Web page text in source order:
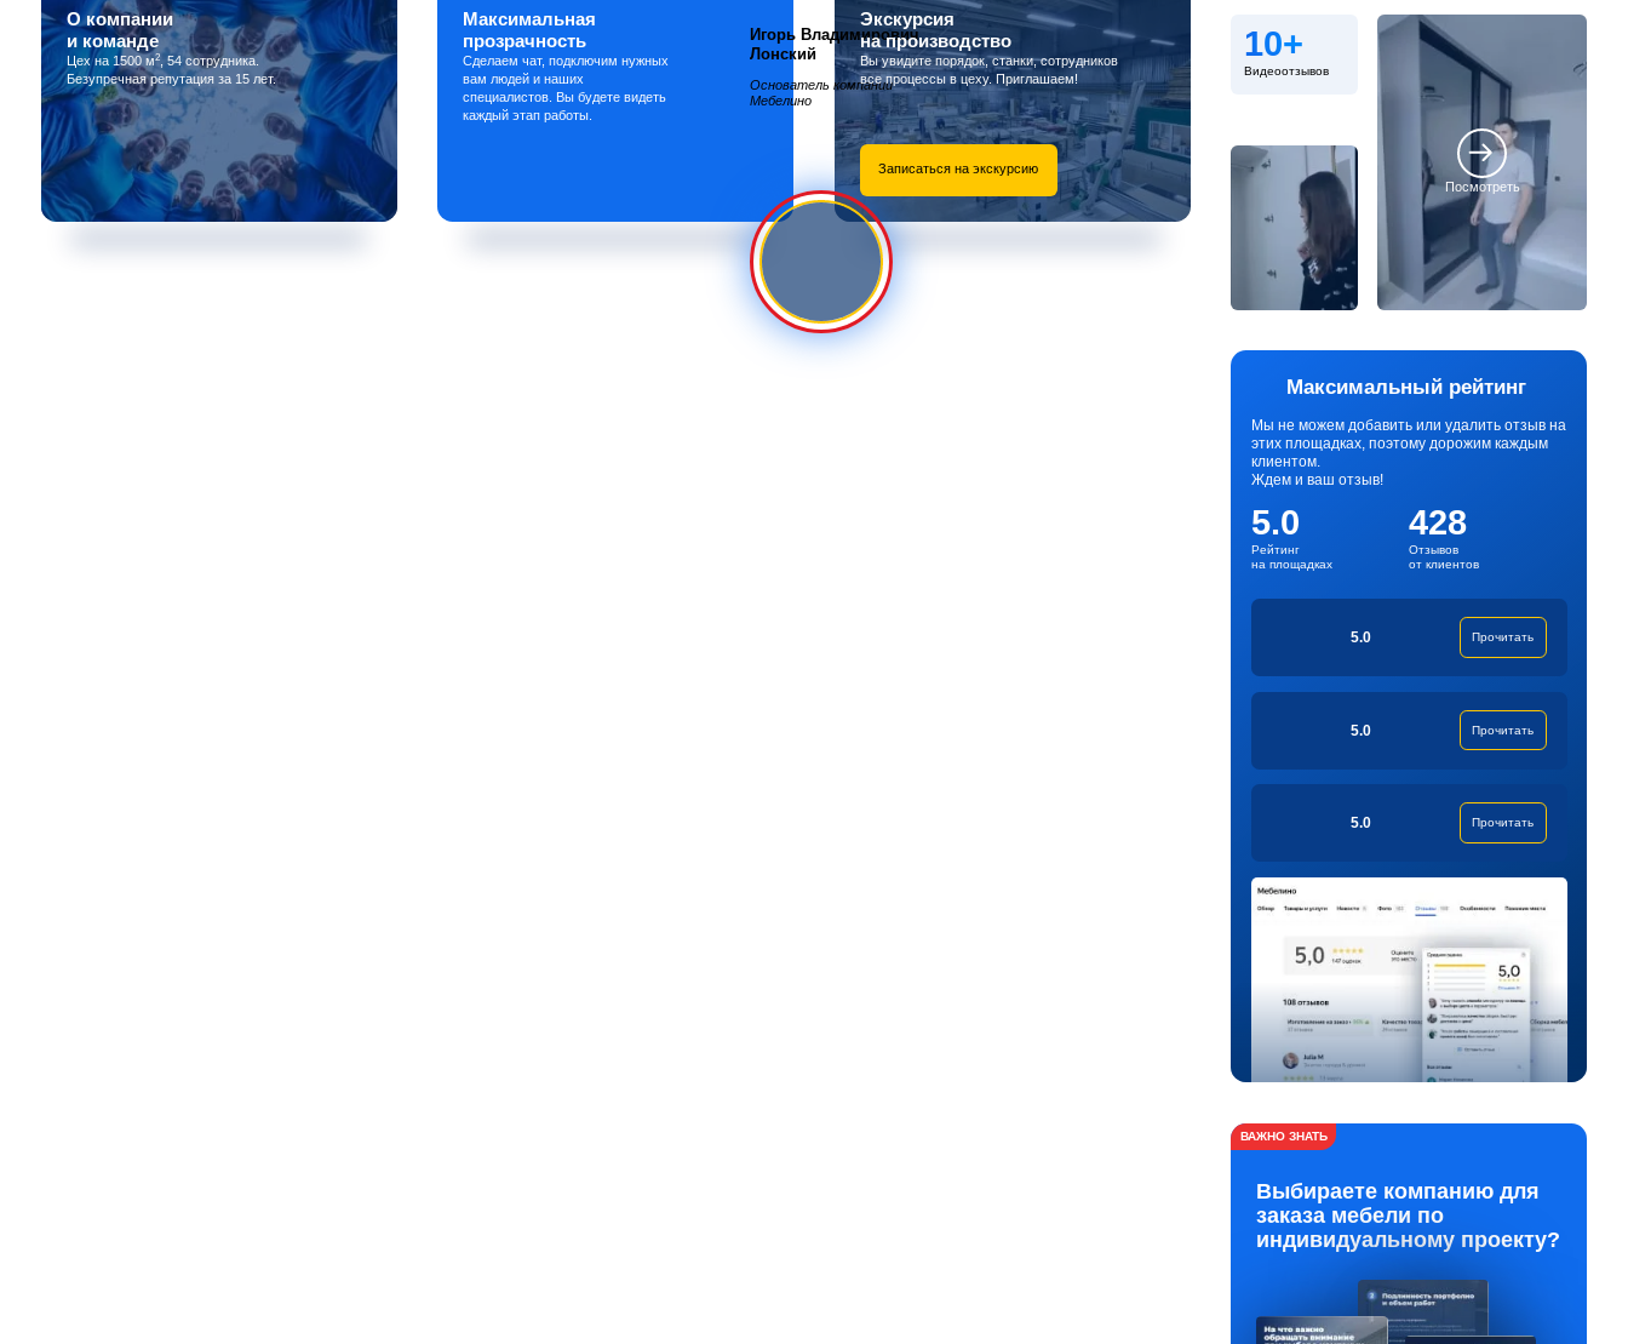
Игорь Владимирович
Лонский
Основатель компании
Мебелино
О компании
и команде
Цех на 1500 м2, 54 сотрудника.
Безупречная репутация за 15 лет.
Максимальная
прозрачность
Сделаем чат, подключим нужных
вам людей и наших
специалистов. Вы будете видеть
каждый этап работы.
Экскурсия
на производство
Вы увидите порядок, станки, сотрудников
все процессы в цеху. Приглашаем!
Записаться на экскурсию
10+
Видеоотзывов
Посмотреть
Максимальный рейтинг
Мы не можем добавить или удалить отзыв на
этих площадках, поэтому дорожим каждым
клиентом.
Ждем и ваш отзыв!
5.0
Рейтинг
на площадках
428
Отзывов
от клиентов
5.0 Прочитать
5.0 Прочитать
5.0 Прочитать
ВАЖНО ЗНАТЬ
Выбираете компанию для
заказа мебели по
индивидуальному проекту?